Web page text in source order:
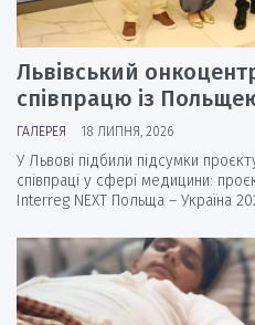
Львівський
співпрацю із
ГАЛЕРЕЯ 18 ЛИПНЯ, 2026
У Львові підбили підсумки
співпраці у сфері медицини:
Interreg NEXT Польща – Україна